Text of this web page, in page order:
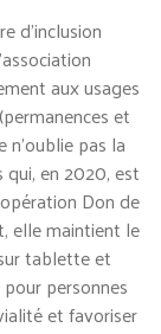
d’inclusion
aux usages
et
pas la
en 2020, est
Don de
elle maintient le
tablette et
personnes
et favoriser